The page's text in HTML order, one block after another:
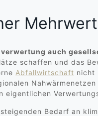
Mehrwert
auch
schaffen und das
Abfallwirtschaft nicht
Nahwärmenetzen
Bedarf an